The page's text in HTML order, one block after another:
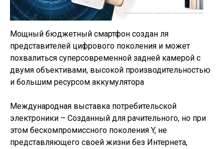
Мощный бюджетный смартфон создан ля
представителей цифрового поколения и может
похвалиться суперсовременной задней камерой с
двумя объективами, высокой производительностью
и большим ресурсом аккумулятора
Международная выставка потребительской
электроники – Созданный для рачительного, но при
этом бескомпромиссного поколения Y, не
представляющего своей жизни без Интернета,